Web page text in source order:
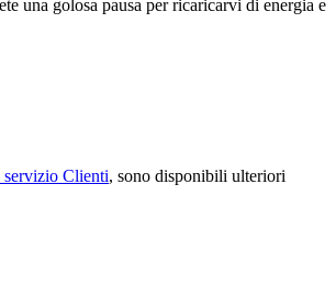
una golosa pausa per ricaricarvi di energia e
servizio Clienti, sono disponibili ulteriori